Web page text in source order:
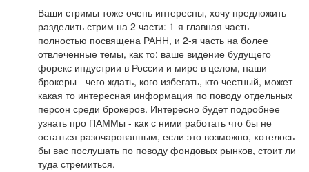
Ваши стримы тоже очень интересны, хочу предложить
разделить стрим на 2 части: 1-я главная часть -
полностью посвящена РАНН, и 2-я часть на более
отвлеченные темы, как то: ваше видение будущего
форекс индустрии в России и мире в целом, наши
брокеры - чего ждать, кого избегать, кто честный, может
какая то интересная информация по поводу отдельных
персон среди брокеров. Интересно будет подробнее
узнать про ПАММы - как с ними работать что бы не
остаться разочарованным, если это возможно, хотелось
бы вас послушать по поводу фондовых рынков, стоит ли
туда стремиться.